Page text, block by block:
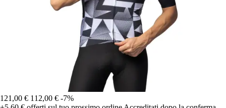
121,00 € 112,00 € -7%